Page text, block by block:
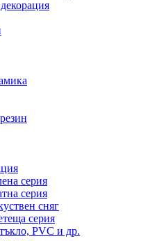
серия
серия
сняг
серия
PVC и др.